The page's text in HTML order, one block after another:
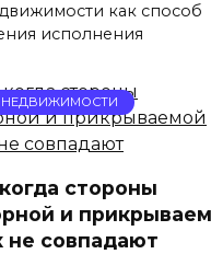
как способ
исполнения
НЕДВИЖИМОСТИ
стороны
и
не совпадают